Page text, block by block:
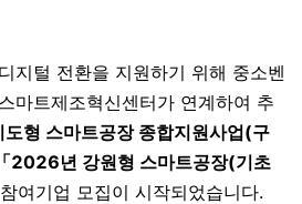
지털 전환을 지원하기 위해 중소벤
마트제조혁신센터가 연계하여 추
도형 스마트공장 종합지원사업(구
「2026년 강원형 스마트공장(기초
참여기업 모집이 시작되었습니다.